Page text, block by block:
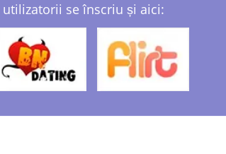
se înscriu și aici: